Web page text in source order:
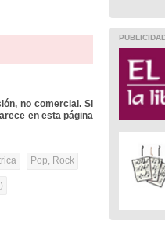
no comercial. Si
en esta página
Pop, Rock